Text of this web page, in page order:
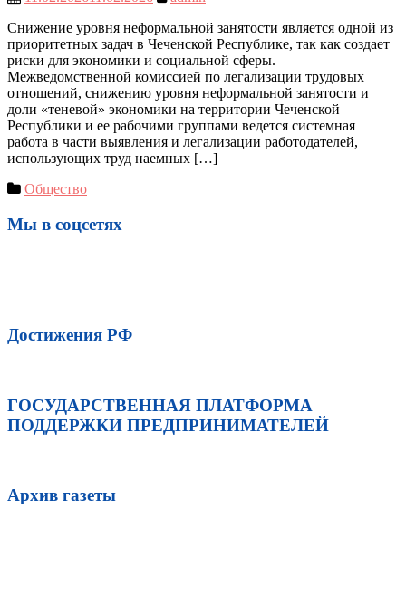
Снижение уровня неформальной занятости является одной из
приоритетных задач в Чеченской Республике, так как создает
риски для экономики и социальной сферы.
Межведомственной комиссией по легализации трудовых
отношений, снижению уровня неформальной занятости и
доли «теневой» экономики на территории Чеченской
Республики и ее рабочими группами ведется системная
работа в части выявления и легализации работодателей,
использующих труд наемных […]
Общество
Мы в соцсетях
Достижения РФ
ГОСУДАРСТВЕННАЯ ПЛАТФОРМА
ПОДДЕРЖКИ ПРЕДПРИНИМАТЕЛЕЙ
Архив газеты